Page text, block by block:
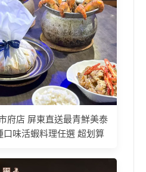
府店 屏東直送最青鮮美泰
口味活蝦料理任選 超划算